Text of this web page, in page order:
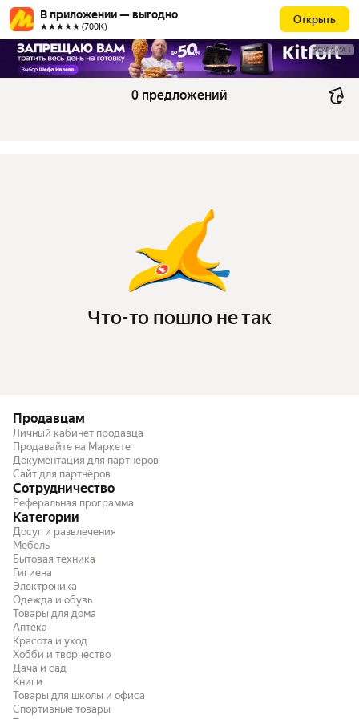
В приложении — выгодно
★★★★★ (700К)
Открыть
РЕКЛАМА
0 предложений
Что-то пошло не так
Продавцам
Личный кабинет продавца
Продавайте на Маркете
Документация для партнёров
Сайт для партнёров
Сотрудничество
Реферальная программа
Категории
Досуг и развлечения
Мебель
Бытовая техника
Гигиена
Электроника
Одежда и обувь
Товары для дома
Аптека
Красота и уход
Хобби и творчество
Дача и сад
Книги
Товары для школы и офиса
Спортивные товары